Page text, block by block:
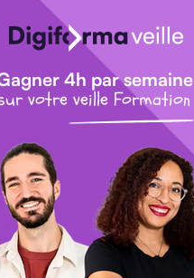
4h par semaine
votre veille Formation